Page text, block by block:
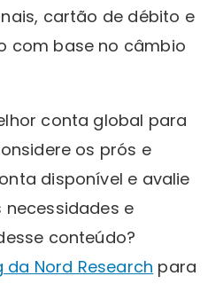
cartão de débito e
com base no câmbio
conta global para
os prós e
disponível e avalie
necessidades e
conteúdo?
da Nord Research para